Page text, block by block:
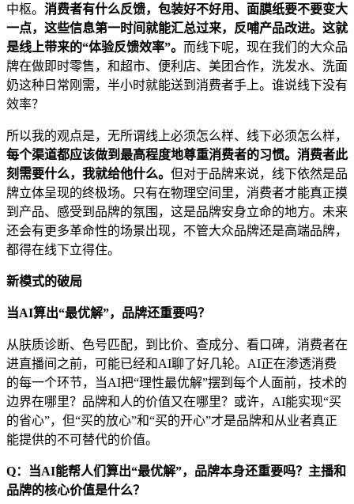
中枢。 消费者有什么反馈，包装好不好用、面膜纸要不要变大
一点，这些信息第一时间就能汇总过来，反哺产品改进。这就
是线上带来的“体验反馈效率”。 而线下呢，现在我们的大众品
牌在做即时零售，和超市、便利店、美团合作，洗发水、洗面
奶这种日常刚需，半小时就能送到消费者手上。谁说线下没有
效率？
所以我的观点是，无所谓线上必须怎么样、线下必须怎么样，
每个渠道都应该做到最高程度地尊重消费者的习惯。消费者此
刻需要什么，我就给他什么。 但对于品牌来说，线下依然是品
牌立体呈现的终极场。只有在物理空间里，消费者才能真正摸
到产品、感受到品牌的氛围，这是品牌安身立命的地方。未来
还会有更多革命性的场景出现，不管大众品牌还是高端品牌，
都得在线下立得住。
新模式的破局
当AI算出“最优解”，品牌还重要吗？
从肤质诊断、色号匹配，到比价、查成分、看口碑，消费者在
进直播间之前，可能已经和AI聊了好几轮。AI正在渗透消费
的每一个环节，当AI把“理性最优解”摆到每个人面前，技术的
边界在哪里？品牌和人的价值又在哪里？或许，AI能实现“买
的省心”，但“买的放心”和“买的开心”才是品牌和从业者真正
能提供的不可替代的价值。
Q：当AI能帮人们算出“最优解”，品牌本身还重要吗？主播和
品牌的核心价值是什么？